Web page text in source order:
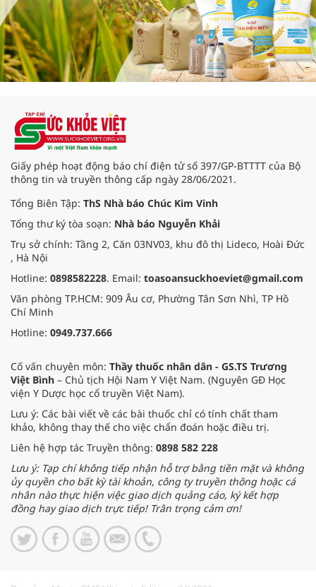
Giấy phép hoạt động báo chí điện tử số 397/GP-BTTTT của Bộ
thông tin và truyền thông cấp ngày 28/06/2021.
Tổng Biên Tập: ThS Nhà báo Chúc Kim Vinh
Tổng thư ký tòa soạn: Nhà báo Nguyễn Khải
Trụ sở chính: Tầng 2, Căn 03NV03, khu đô thị Lideco, Hoài Đức
, Hà Nội
Hotline: 0898582228. Email: toasoansuckhoeviet@gmail.com
Văn phòng TP.HCM: 909 Âu cơ, Phường Tân Sơn Nhì, TP Hồ
Chí Minh
Hotline: 0949.737.666
Cố vấn chuyên môn: Thầy thuốc nhân dân - GS.TS Trương
Việt Bình – Chủ tịch Hội Nam Y Việt Nam. (Nguyên GĐ Học
viện Y Dược học cổ truyền Việt Nam).
Lưu ý: Các bài viết về các bài thuốc chỉ có tính chất tham
khảo, không thay thế cho việc chẩn đoán hoặc điều trị.
Liên hệ hợp tác Truyền thông: 0898 582 228
Lưu ý: Tạp chí không tiếp nhận hỗ trợ bằng tiền mặt và không
ủy quyền cho bất kỳ tài khoản, công ty truyền thông hoặc cá
nhân nào thực hiện việc giao dịch quảng cáo, ký kết hợp
đồng hay giao dịch trực tiếp! Trân trọng cảm ơn!